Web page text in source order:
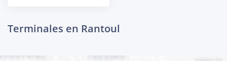
Terminales en Rantoul